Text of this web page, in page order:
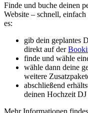
Finde und buche deinen
Website – schnell,
es:
gib dein geplantes
direkt auf der
finde und wähle
wähle dann deine
weitere
abschließend
deinen Hochzeit DJ
Mehr Informationen